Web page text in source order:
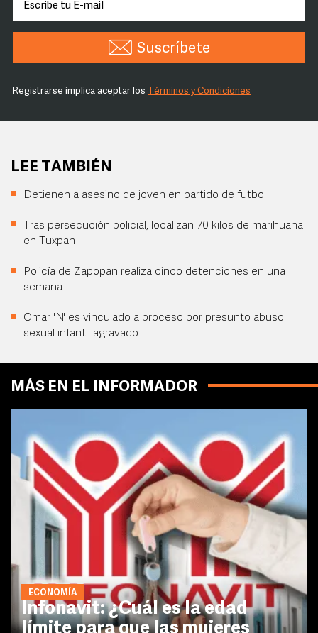
Suscríbete
Registrarse implica aceptar los Términos y Condiciones
LEE TAMBIÉN
Detienen a asesino de joven en partido de futbol
Tras persecución policial, localizan 70 kilos de marihuana
en Tuxpan
Policía de Zapopan realiza cinco detenciones en una
semana
Omar 'N' es vinculado a proceso por presunto abuso
sexual infantil agravado
MÁS EN EL INFORMADOR
ECONOMÍA
Infonavit: ¿Cuál es la edad